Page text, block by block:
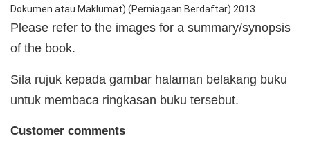
Dokumen atau Maklumat) (Perniagaan Berdaftar) 2013
Please refer to the images for a summary/synopsis
of the book.
Sila rujuk kepada gambar halaman belakang buku
untuk membaca ringkasan buku tersebut.
Customer comments